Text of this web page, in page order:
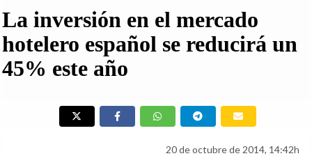
La inversión en el mercado
hotelero español se reducirá un
45% este año
20 de octubre de 2014, 14:42h